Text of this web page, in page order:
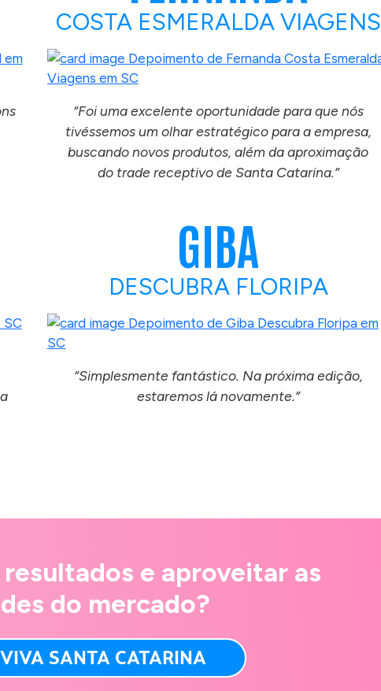
COSTA ESMERALDA VIAGENS
“Foi uma excelente oportunidade para que nós
tivéssemos um olhar estratégico para a empresa,
buscando novos produtos, além da aproximação
do trade receptivo de Santa Catarina.”
GIBA
DESCUBRA FLORIPA
“Simplesmente fantástico. Na próxima edição,
estaremos lá novamente.”
e aproveitar as
do mercado?
SANTA CATARINA